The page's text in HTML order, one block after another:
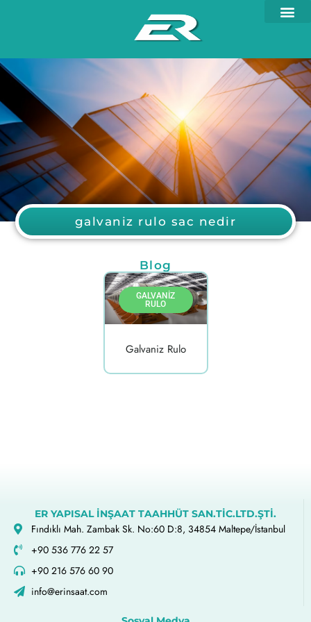
galvaniz rulo sac nedir
Blog
GALVANIZ
RULO
Galvaniz Rulo
ER YAPISAL İNŞAAT TAAHHÜT SAN.TİC.LTD.ŞTİ.
Fındıklı Mah. Zambak Sk. No:60 D:8, 34854 Maltepe/İstanbul
+90 536 776 22 57
+90 216 576 60 90
info@erinsaat.com